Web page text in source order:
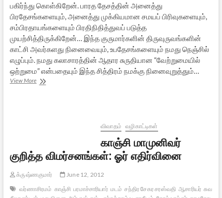
பகிர்ந்து கொள்கிறேன். பாரத தேசத்தின் அனைத்து
பிரதேசங்களையும், அனைத்து முக்கியமான சமயப் பிரிவுகளையும்,
சம்பிரதாயங்களையும் பிரதிநிதித்துவப் படுத்த
முயற்சித்திருக்கிறேன்… இந்த குருமார்களின் திருவுருவங்களின்
காட்சி அவர்களது நினைவையும், உபதேசங்களையும் நமது நெஞ்சில்
எழுப்பும். நமது கலாசாரத்தின் ஆதார சுருதியான “வேற்றுமையில்
ஒற்றுமை” என்பதையும் இந்த சித்திரம் நமக்கு நினைவுறுத்தும்…
View Moreநமது
விவாதம் வழிகாட்டிகள்
காஞ்சி மாமுனிவர்
குறித்த விமர்சனங்கள்: ஓர் எதிர்வினை
க்ருஷ்ணகுமார்
June 12, 2012
வர்ணாசிரமம் காஞ்சி பரமாச்சாரியார் மடம் சந்திர சேகர சரஸ்வதி ஆசாரியர்